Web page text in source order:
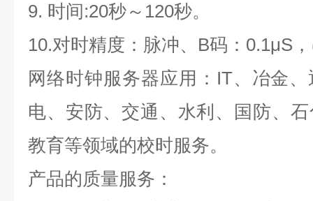
9. 时间:20秒～120秒。
10.对时精度：脉冲、B码：0.1μS
网络时钟服务器应用：IT、冶金
电、安防、交通、水利、国防、
教育等领域的校时服务。
产品的质量服务：